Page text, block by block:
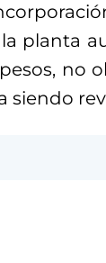
planta
no
siendo